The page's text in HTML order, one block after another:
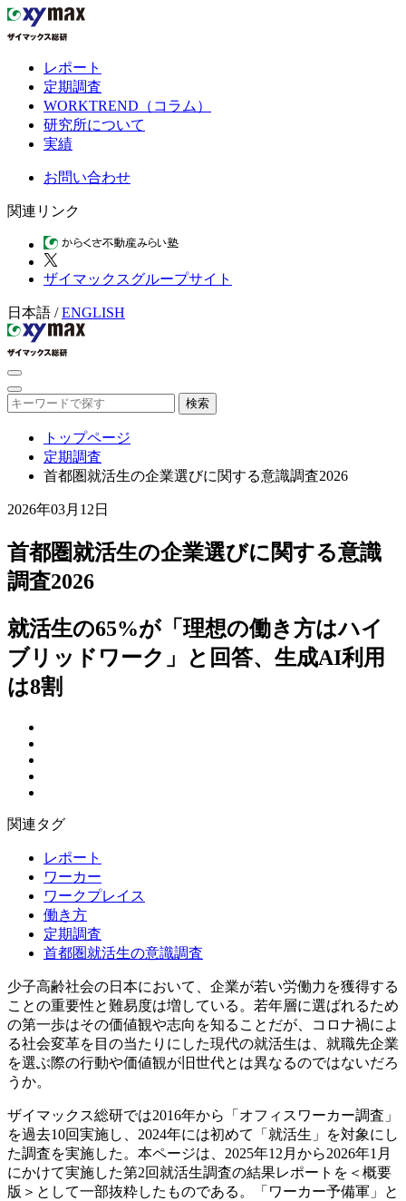
レポート
定期調査
WORKTREND（コラム）
研究所について
実績
お問い合わせ
関連リンク
ザイマックスグループサイト
日本語 /ENGLISH
検索
トップページ
定期調査
首都圏就活生の企業選びに関する意識調査2026
2026年03月12日
首都圏就活生の企業選びに関する意識
調査2026
就活生の65%が「理想の働き方はハイ
ブリッドワーク」と回答、生成AI利用
は8割
関連タグ
レポート
ワーカー
ワークプレイス
働き方
定期調査
首都圏就活生の意識調査
少子高齢社会の日本において、企業が若い労働力を獲得する
ことの重要性と難易度は増している。若年層に選ばれるため
の第一歩はその価値観や志向を知ることだが、コロナ禍によ
る社会変革を目の当たりにした現代の就活生は、就職先企業
を選ぶ際の行動や価値観が旧世代とは異なるのではないだろ
うか。
ザイマックス総研では2016年から「オフィスワーカー調査」
を過去10回実施し、2024年には初めて「就活生」を対象にし
た調査を実施した。本ページは、2025年12月から2026年1月
にかけて実施した第2回就活生調査の結果レポートを＜概要
版＞として一部抜粋したものである。「ワーカー予備軍」と